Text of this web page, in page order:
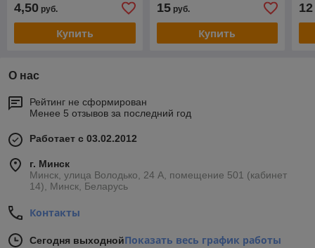
4,50 руб.
Купить
15руб.
Купить
12
О нас
Рейтинг не сформирован
Менее 5 отзывов за последний год
Работает с 03.02.2012
г. Минск
Минск, улица Володько, 24 А, помещение 501 (кабинет
14), Минск, Беларусь
Контакты
Сегодня выходнойПоказать весь график работы